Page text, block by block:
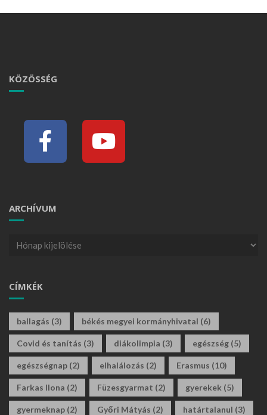
KÖZÖSSÉG
ARCHÍVUM
CÍMKÉK
ballagás (3) békés megyei kormányhivatal (6)
Covid és tanítás (3) diákolimpia (3) egészség (5)
egészségnap (2) elhalálozás (2) Erasmus (10)
Farkas Ilona (2) Füzesgyarmat (2) gyerekek (5)
gyermeknap (2) Győri Mátyás (2) határtalanul (3)